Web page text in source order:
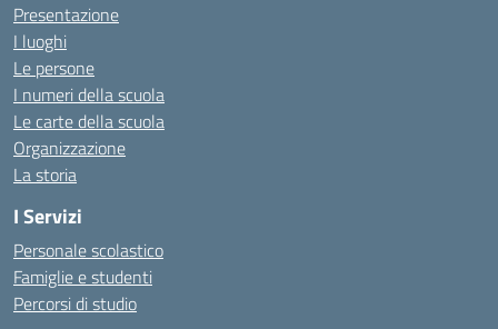
Presentazione
I luoghi
Le persone
I numeri della scuola
Le carte della scuola
Organizzazione
La storia
I Servizi
Personale scolastico
Famiglie e studenti
Percorsi di studio